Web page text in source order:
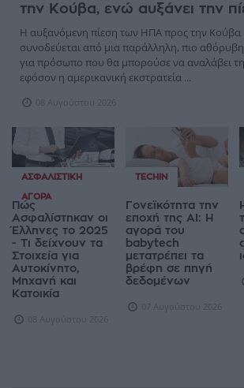
την Κούβα, ενώ αυξάνει την
Η αυξανόμενη πίεση των ΗΠΑ προς την Κούβα
συνοδεύεται από μια παράλληλη, πιο
για πρόσωπο που θα μπορούσε να αναλάβει
εφόσον η αμερικανική εκστρατεία ...
08 Αυγούστου 2026
ΑΣΦΑΛΙΣΤΙΚΉ
ΑΓΟΡΆ
Πώς
Ασφαλίστηκαν οι
Έλληνες το 2025
- Τι δείχνουν τα
Στοιχεία για
Αυτοκίνητο,
Μηχανή και
Κατοικία
08 Αυγούστου 2026
TECHIN
Γονεϊκότητα την
εποχή της AI: Η
αγορά του
babytech
μετατρέπει τα
βρέφη σε πηγή
δεδομένων
07 Αυγούστου 2026